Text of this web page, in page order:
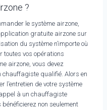
?
le système airzone,
gratuite airzone sur
du système n’importe où
toutes vos opérations
airzone, vous devez
chauffagiste qualifié. Alors en
l’entretien de votre système
à un chauffagiste
non seulement